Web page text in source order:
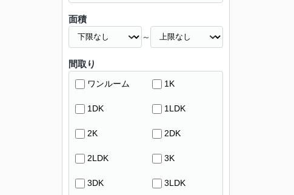
面積
～
間取り
ワンルーム 1K
1DK 1LDK
2K 2DK
2LDK 3K
3DK 3LDK